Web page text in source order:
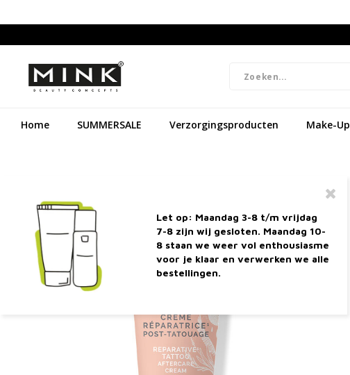
Home SUMMERSALE Verzorgingsproducten Make-Up
Let op: Maandag 3-8 t/m vrijdag
7-8 zijn wij gesloten. Maandag 10-
8 staan we weer vol enthousiasme
voor je klaar en verwerken we alle
bestellingen.